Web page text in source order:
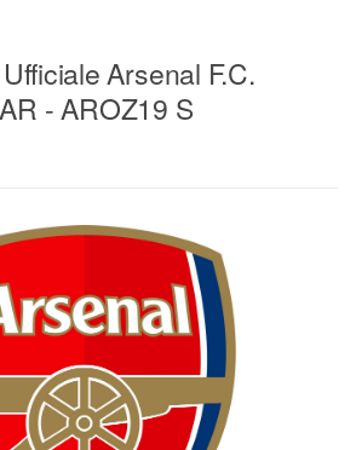
Arsenal F.C.
- AROZ19 S